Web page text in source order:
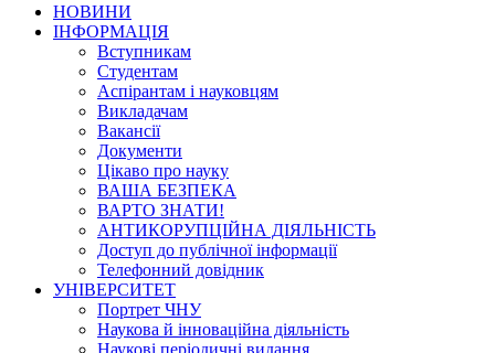
НОВИНИ
ІНФОРМАЦІЯ
Вступникам
Студентам
Аспірантам і науковцям
Викладачам
Вакансії
Документи
Цікаво про науку
ВАША БЕЗПЕКА
ВАРТО ЗНАТИ!
АНТИКОРУПЦІЙНА ДІЯЛЬНІСТЬ
Доступ до публічної інформації
Телефонний довідник
УНІВЕРСИТЕТ
Портрет ЧНУ
Наукова й інноваційна діяльність
Наукові періодичні видання